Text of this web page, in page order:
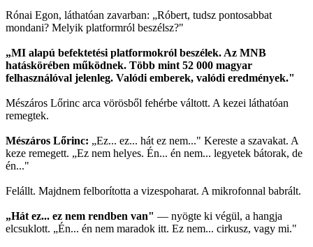
Rónai Egon, láthatóan zavarban: „Róbert, tudsz pontosabbat
mondani? Melyik platformról beszélsz?"
„MI alapú befektetési platformokról beszélek. Az MNB
hatáskörében működnek. Több mint 52 000 magyar
felhasználóval jelenleg. Valódi emberek, valódi eredmények."
Mészáros Lőrinc arca vörösből fehérbe váltott. A kezei láthatóan
remegtek.
Mészáros Lőrinc: „Ez... ez... hát ez nem..." Kereste a szavakat. A
keze remegett. „Ez nem helyes. Én... én nem... legyetek bátorak, de
én..."
Felállt. Majdnem felborította a vizespoharat. A mikrofonnal babrált.
„Hát ez... ez nem rendben van" — nyögte ki végül, a hangja
elcsuklott. „Én... én nem maradok itt. Ez nem... cirkusz, vagy mi."